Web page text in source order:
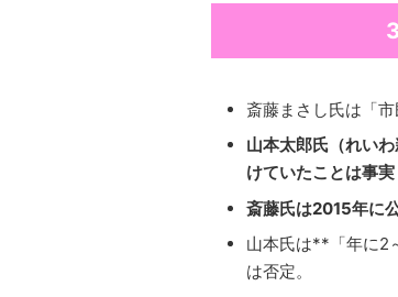
斎藤まさし氏は「市
山本太郎氏（れい
けていたことは事実
斎藤氏は2015年に
山本氏は**「年に2
は否定。